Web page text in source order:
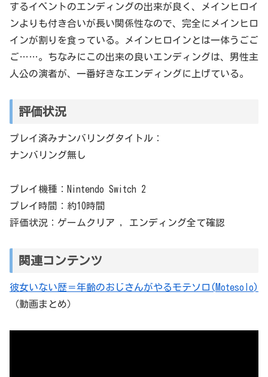
するイベントのエンディングの出来が良く、メインヒロイ
ンよりも付き合いが長い関係性なので、完全にメインヒロ
インが割りを食っている。メインヒロインとは一体うごご
ご……。ちなみにこの出来の良いエンディングは、男性主
人公の演者が、一番好きなエンディングに上げている。
評価状況
プレイ済みナンバリングタイトル：
ナンバリング無し
プレイ機種：Nintendo Switch 2
プレイ時間：約10時間
評価状況：ゲームクリア , エンディング全て確認
関連コンテンツ
彼女いない歴＝年齢のおじさんがやるモテソロ(Motesolo)
（動画まとめ）